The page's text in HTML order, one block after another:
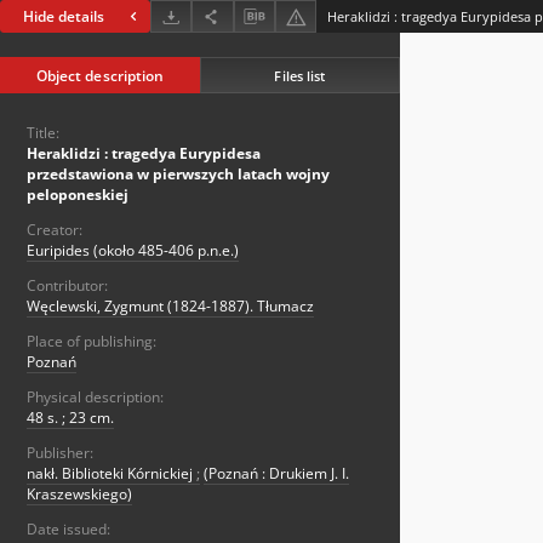
Hide details
Object description Files list
Title:
Heraklidzi : tragedya Eurypidesa
przedstawiona w pierwszych latach wojny
peloponeskiej
Creator:
Euripides (około 485-406 p.n.e.)
Contributor:
Węclewski, Zygmunt (1824-1887). Tłumacz
Place of publishing:
Poznań
Physical description:
48 s. ; 23 cm.
Publisher:
nakł. Biblioteki Kórnickiej ; (Poznań : Drukiem J. I.
Kraszewskiego)
Date issued: